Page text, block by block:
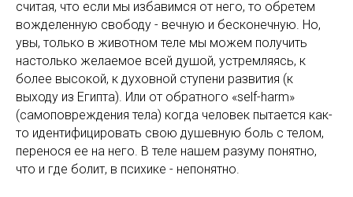
считая, что если мы избавимся от него, то обретем
вожделенную свободу - вечную и бесконечную. Но,
увы, только в животном теле мы можем получить
настолько желаемое всей душой, устремляясь, к
более высокой, к духовной ступени развития (к
выходу из Египта). Или от обратного «self-harm»
(самоповреждения тела) когда человек пытается как-
то идентифицировать свою душевную боль с телом,
перенося ее на него. В теле нашем разуму понятно,
что и где болит, в психике - непонятно.